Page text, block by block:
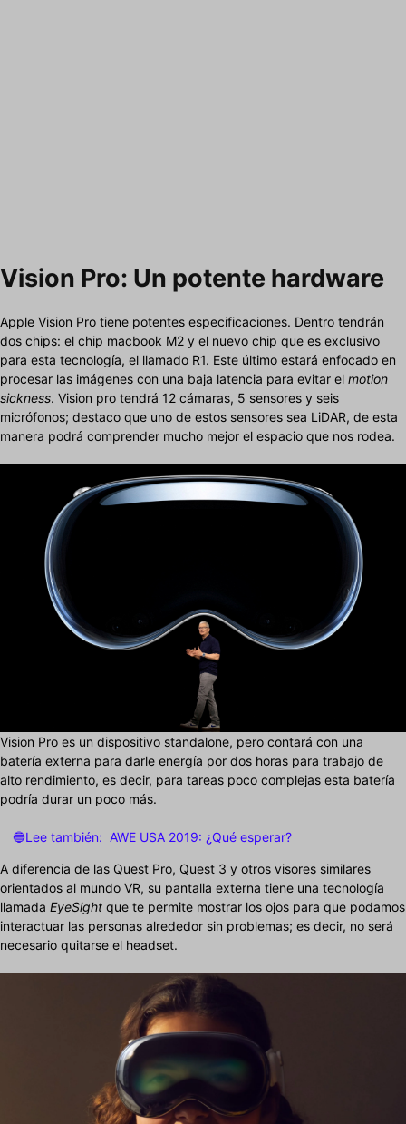
Vision Pro: Un potente hardware
Apple Vision Pro tiene potentes especificaciones. Dentro tendrán
dos chips: el chip macbook M2 y el nuevo chip que es exclusivo
para esta tecnología, el llamado R1. Este último estará enfocado en
procesar las imágenes con una baja latencia para evitar el motion
sickness. Vision pro tendrá 12 cámaras, 5 sensores y seis
micrófonos; destaco que uno de estos sensores sea LiDAR, de esta
manera podrá comprender mucho mejor el espacio que nos rodea.
Vision Pro es un dispositivo standalone, pero contará con una
batería externa para darle energía por dos horas para trabajo de
alto rendimiento, es decir, para tareas poco complejas esta batería
podría durar un poco más.
🔵Lee también: AWE USA 2019: ¿Qué esperar?
A diferencia de las Quest Pro, Quest 3 y otros visores similares
orientados al mundo VR, su pantalla externa tiene una tecnología
llamada EyeSight que te permite mostrar los ojos para que podamos
interactuar las personas alrededor sin problemas; es decir, no será
necesario quitarse el headset.